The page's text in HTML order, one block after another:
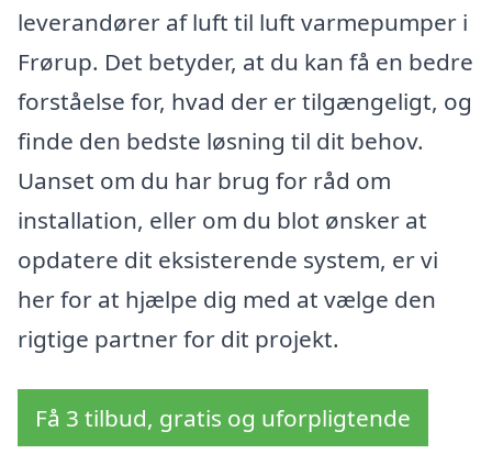
leverandører af luft til luft varmepumper i
Frørup. Det betyder, at du kan få en bedre
forståelse for, hvad der er tilgængeligt, og
finde den bedste løsning til dit behov.
Uanset om du har brug for råd om
installation, eller om du blot ønsker at
opdatere dit eksisterende system, er vi
her for at hjælpe dig med at vælge den
rigtige partner for dit projekt.
Få 3 tilbud, gratis og uforpligtende